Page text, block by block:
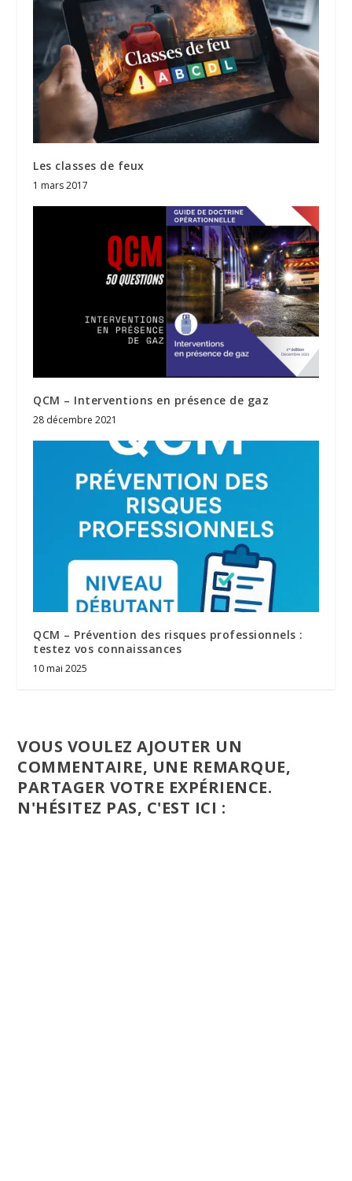
Les classes de feux
1 mars 2017
QCM – Interventions en présence de gaz
28 décembre 2021
QCM – Prévention des risques professionnels :
testez vos connaissances
10 mai 2025
VOUS VOULEZ AJOUTER UN
COMMENTAIRE, UNE REMARQUE,
PARTAGER VOTRE EXPÉRIENCE.
N'HÉSITEZ PAS, C'EST ICI :